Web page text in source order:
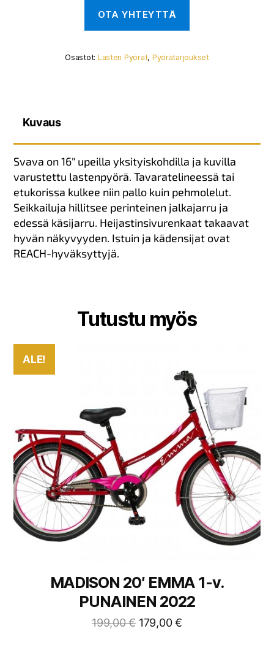
Osastot: Lasten Pyörät, Pyörätarjoukset
Kuvaus
Svava on 16″ upeilla yksityiskohdilla ja kuvilla
varustettu lastenpyörä. Tavaratelineessä tai
etukorissa kulkee niin pallo kuin pehmolelut.
Seikkailuja hillitsee perinteinen jalkajarru ja
edessä käsijarru. Heijastinsivurenkaat takaavat
hyvän näkyvyyden. Istuin ja kädensijat ovat
REACH-hyväksyttyjä.
Tutustu myös
ALE!
MADISON 20′ EMMA 1-v.
PUNAINEN 2022
199,00€ 179,00€